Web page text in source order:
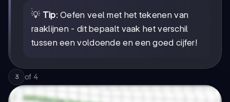
💡 Tip: Oefen veel met het tekenen van
raaklijnen - dit bepaalt vaak het verschil
tussen een voldoende en een goed cijfer!
3 of 4